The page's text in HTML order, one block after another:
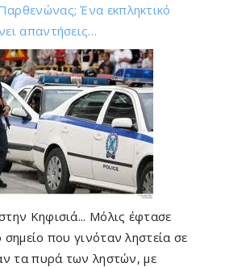
Ένα εκπληκτικό
απαντήσεις…
Κηφισιά... Μόλις έφτασε
που γινόταν ληστεία σε
τα πυρά των ληστών, με